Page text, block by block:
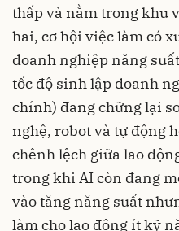
thấp và nằm trong khu
hai, cơ hội việc làm có
doanh nghiệp năng
tốc độ sinh lập doanh
chính) đang chững lại
nghệ, robot và tự động
chênh lệch giữa lao
trong khi AI còn đang
vào tăng năng suất
làm cho lao động ít kỹ